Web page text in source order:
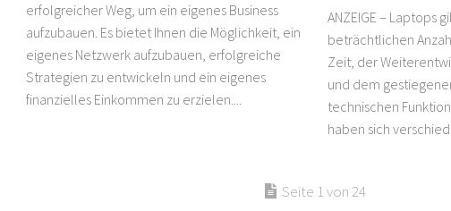
erfolgreicher Weg, um ein eigenes Business
aufzubauen. Es bietet Ihnen die Möglichkeit, ein
eigenes Netzwerk aufzubauen, erfolgreiche
Strategien zu entwickeln und ein eigenes
finanzielles Einkommen zu erzielen....
ANZEIGE – Laptops
beträchtlichen
Zeit, der
und dem
technischen
haben sich
Seite 1 von 24